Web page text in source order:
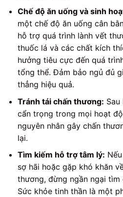
Chế độ ăn uống và sinh
một chế độ ăn uống cân
hỗ trợ quá trình lành vết
thuốc lá và các chất kích
hưởng tiêu cực đến quá
tổng thể. Đảm bảo ngủ đủ
thẳng hiệu quả.
Tránh tái chấn thương:
cẩn trọng trong mọi hoạt
nguyên nhân gây chấn
lại.
Tìm kiếm hỗ trợ tâm lý:
sợ hãi hoặc gặp khó khăn
thương, đừng ngần ngại tìm
Sức khỏe tinh thần là một